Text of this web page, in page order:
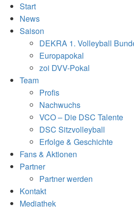
Start
News
Saison
DEKRA 1. Volleyball
Europapokal
zoi DVV-Pokal
Team
Profis
Nachwuchs
VCO – Die DSC Talente
DSC Sitzvolleyball
Erfolge & Geschichte
Fans & Aktionen
Partner
Partner werden
Kontakt
Mediathek